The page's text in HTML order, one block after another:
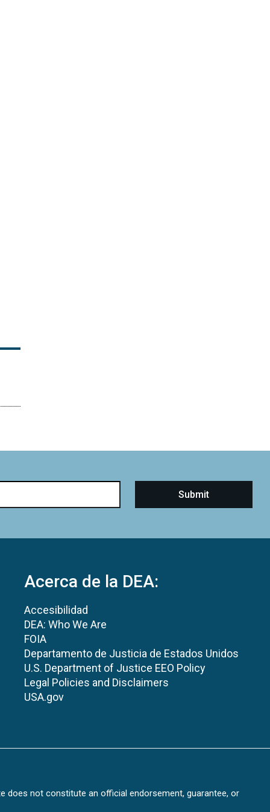
Acerca de la DEA:
Accesibilidad
DEA: Who We Are
FOIA
Departamento de Justicia de Estados Unidos
U.S. Department of Justice EEO Policy
Legal Policies and Disclaimers
USA.gov
does not constitute an official endorsement, guarantee, or